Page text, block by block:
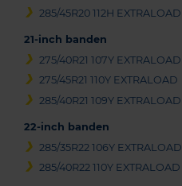
285/45R20 112H EXTRALOAD
21-inch banden
275/40R21 107Y EXTRALOAD
275/45R21 110Y EXTRALOAD
285/40R21 109Y EXTRALOAD
22-inch banden
285/35R22 106Y EXTRALOAD
285/40R22 110Y EXTRALOAD